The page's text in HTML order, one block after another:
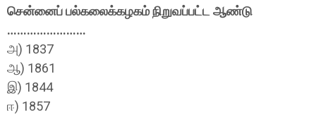
சென்னைப் பல்கலைக்கழகம் நிறுவப்பட்ட ஆண்டு
……………………
அ) 1837
ஆ) 1861
இ) 1844
ஈ) 1857